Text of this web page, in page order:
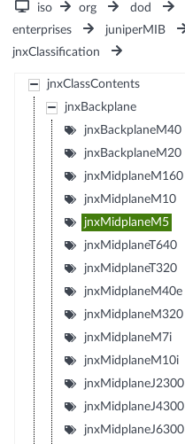
iso org dod
enterprises
juniperMIB
jnxClassification
jnxClassContents
jnxBackplane
jnxBackplaneM40
jnxBackplaneM20
jnxMidplaneM160
jnxMidplaneM10
jnxMidplaneM5
jnxMidplaneT640
jnxMidplaneT320
jnxMidplaneM40e
jnxMidplaneM320
jnxMidplaneM7i
jnxMidplaneM10i
jnxMidplaneJ2300
jnxMidplaneJ4300
jnxMidplaneJ6300